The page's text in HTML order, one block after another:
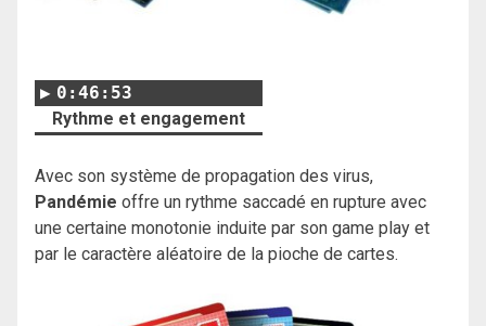
0:46:53
Rythme et engagement
Avec son système de propagation des virus,
Pandémie offre un rythme saccadé en rupture avec
une certaine monotonie induite par son game play et
par le caractère aléatoire de la pioche de cartes.